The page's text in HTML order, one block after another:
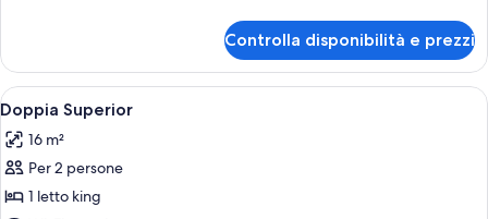
tripla
Controlla disponibilità e prezzi
Apri
tutte
le
foto
per
Un letto rifatto con una coperta a
7
Doppia Superior
16 m²
Per 2 persone
1 letto king